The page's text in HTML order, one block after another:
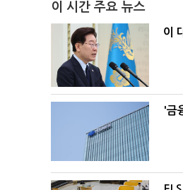
이 시간 주요 뉴스
이
'금